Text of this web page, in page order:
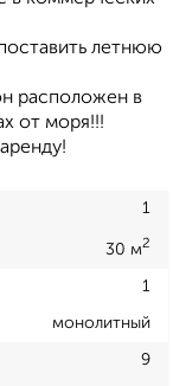
летнюю
расположен в
от моря!!!
1
30 м2
1
монолитный
9